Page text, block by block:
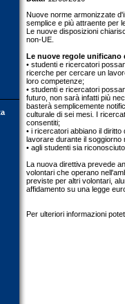
Nuove norme armonizzate
semplice e più attraente per
Le nuove disposizioni
non-UE.
Le nuove regole unificano
• studenti e ricercatori
ricerche per cercare un
loro competenze;
• studenti e ricercatori
futuro, non sarà infatti più
basterà semplicemente
culturale di sei mesi. I
consentiti;
• i ricercatori abbiano il
lavorare durante il soggiorno
• agli studenti sia
La nuova direttiva prevede
volontari che operano
previste per altri volontari,
affidamento su una legge
Per ulteriori informazioni